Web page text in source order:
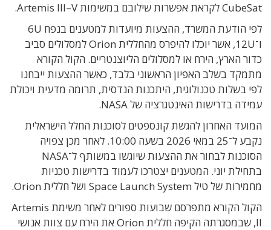
CubeSat לקראת אפשרות שילובם במשימות Artemis III–V.
לפי הודעת המשרד, ההצעות מיועדות למטענים בנפח 6U
ו־12U, אשר יוכלו להיפרס מהחללית Orion למסלולים סביב
כדור הארץ, הירח או למסלולים הליוצנטריים. הקול הקורא
מתמקד בשלב האפיון הראשוני בלבד, כאשר ההצעות ייבחנו
לפי בשלות טכנולוגית, היתכנות הנדסית, תרומה מדעית ויכולת
עמידה בדרישות האינטגרציה של NASA.
המועד האחרון להגשת קונספטים לסוכנות החלל הישראלית
נקבע ל־25 במאי 2026 בשעה 10:00. לאחר מכן צפויה
הסוכנות לבחור את ההצעות שיוגשו במשותף ל־NASA
בתחילת יוני. המטענים יצטרכו לעמוד בדרישות טכניות
מחמירות של טיל Space Launch System ושל חללית Orion.
הקול הקורא מתפרסם שבועות ספורים לאחר משימת Artemis
II, שבמסגרתה הקיפה חללית Orion את הירח עם צוות אנושי